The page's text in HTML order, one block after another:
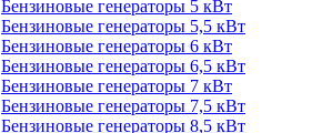
Бензиновые генераторы 5 кВт
Бензиновые генераторы 5,5 кВт
Бензиновые генераторы 6 кВт
Бензиновые генераторы 6,5 кВт
Бензиновые генераторы 7 кВт
Бензиновые генераторы 7,5 кВт
Бензиновые генераторы 8,5 кВт